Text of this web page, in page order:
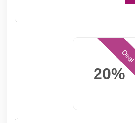
20%
Deal